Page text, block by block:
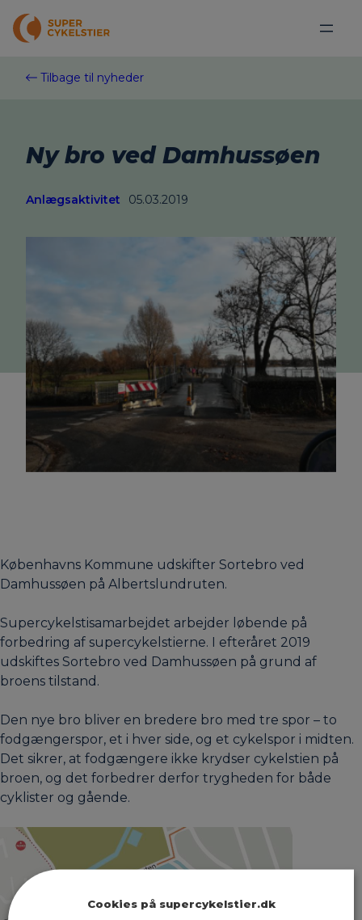
indhold
Tilbage til nyheder
Ny bro ved Damhussøen
Anlægsaktivitet 05.03.2019
Københavns Kommune udskifter Sortebro ved
Damhussøen på Albertslundruten.
Supercykelstisamarbejdet arbejder løbende på
forbedring af supercykelstierne. I efteråret 2019
udskiftes Sortebro ved Damhussøen på grund af
broens tilstand.
Den nye bro bliver en bredere bro med tre spor – to
fodgængerspor, et i hver side, og et cykelspor i midten.
Det sikrer, at fodgængere ikke krydser cykelstien på
broen, og det forbedrer derfor trygheden for både
cyklister og gående.
Cookies på supercykelstier.dk